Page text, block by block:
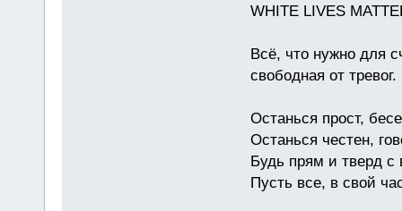
WHITE LIVES
Всё, что нужно для
свободная от
Останься прост,
Останься честен,
Будь прям и тверд с
Пусть все, в свой